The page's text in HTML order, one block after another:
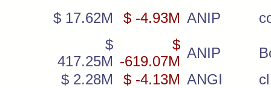
$ 17.62M
$ -4.93M ANIP
$
417.25M
$
-619.07M
ANIP
$ 2.28M
$ -4.13M ANGI